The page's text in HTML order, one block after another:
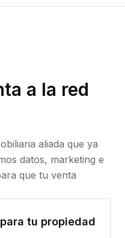
a la red
aliada que ya
datos, marketing e
que tu venta
tu propiedad